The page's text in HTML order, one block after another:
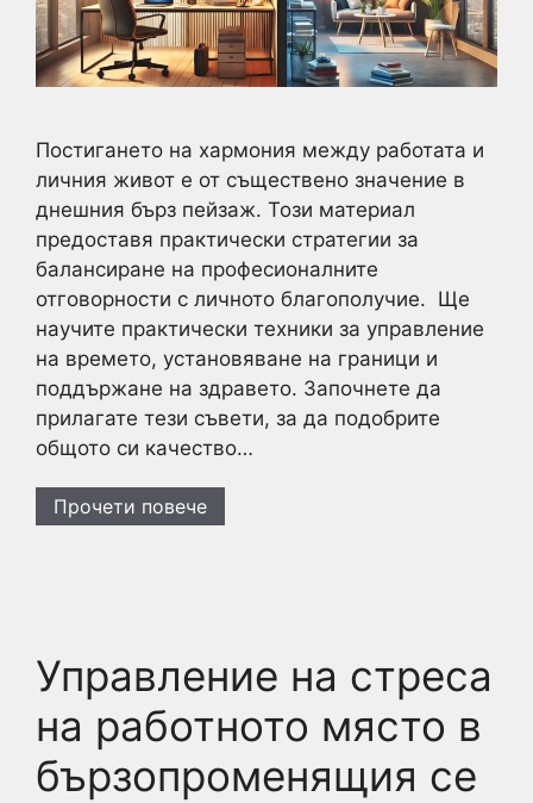
Постигането на хармония между работата и
личния живот е от съществено значение в
днешния бърз пейзаж. Този материал
предоставя практически стратегии за
балансиране на професионалните
отговорности с личното благополучие. Ще
научите практически техники за управление
на времето, установяване на граници и
поддържане на здравето. Започнете да
прилагате тези съвети, за да подобрите
общото си качество…
Прочети повече
Управление на стреса
на работното място в
бързопроменящия се